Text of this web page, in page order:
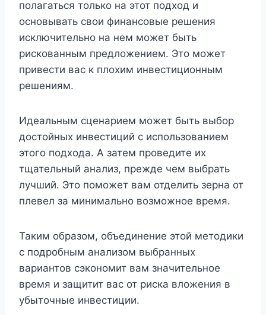
полагаться только на этот подход и
основывать свои финансовые решения
исключительно на нем может быть
рискованным предложением. Это может
привести вас к плохим инвестиционным
решениям.
Идеальным сценарием может быть выбор
достойных инвестиций с использованием
этого подхода. А затем проведите их
тщательный анализ, прежде чем выбрать
лучший. Это поможет вам отделить зерна от
плевел за минимально возможное время.
Таким образом, объединение этой методики
с подробным анализом выбранных
вариантов сэкономит вам значительное
время и защитит вас от риска вложения в
убыточные инвестиции.